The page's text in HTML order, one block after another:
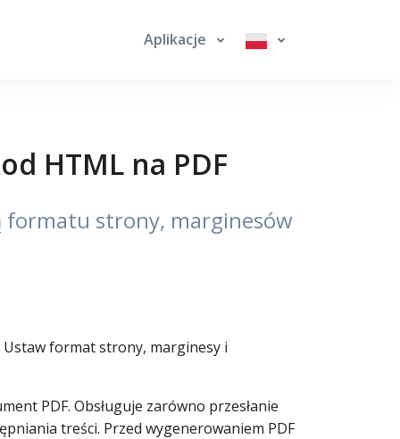
Aplikacje
HTML na PDF
formatu strony, marginesów
format strony, marginesy i
PDF. Obsługuje zarówno przesłanie
treści. Przed wygenerowaniem PDF